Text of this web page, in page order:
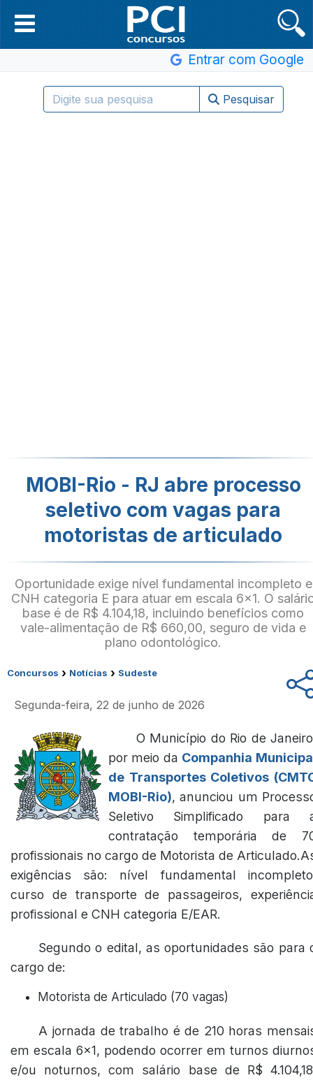
Entrar com Google
Pesquisar
MOBI-Rio - RJ abre processo
seletivo com vagas para
motoristas de articulado
Oportunidade exige nível fundamental incompleto e
CNH categoria E para atuar em escala 6x1. O
base é de R$ 4.104,18, incluindo benefícios como
vale-alimentação de R$ 660,00, seguro de vida e
plano odontológico.
Concursos › Notícias › Sudeste
Segunda-feira, 22 de junho de 2026
O Município do Rio de
por meio da Companhia
de Transportes Coletivos
MOBI-Rio), anunciou um
Seletivo Simplificado para
contratação temporária de
profissionais no cargo de Motorista de
exigências são: nível fundamental
curso de transporte de passageiros,
profissional e CNH categoria E/EAR.
Segundo o edital, as oportunidades são para
cargo de:
Motorista de Articulado (70 vagas)
A jornada de trabalho é de 210 horas
em escala 6x1, podendo ocorrer em turnos
e/ou noturnos, com salário base de R$